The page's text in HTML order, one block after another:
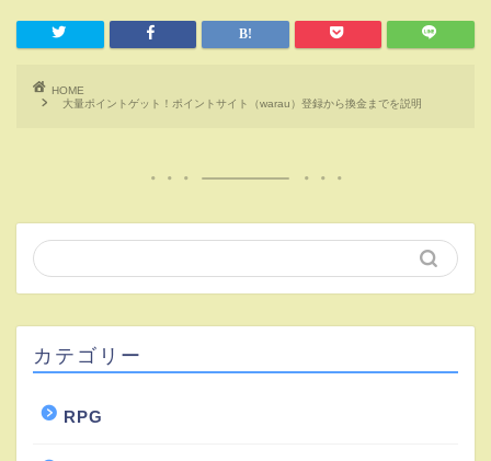
HOME
大量ポイントゲット！ポイントサイト（warau）登録から換金までを説明
カテゴリー
RPG